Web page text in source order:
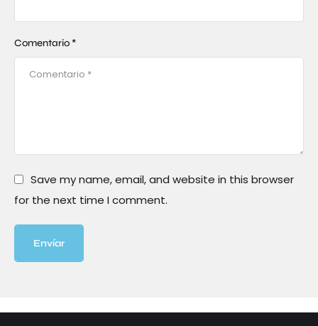
Comentario *
Save my name, email, and website in this browser
for the next time I comment.
Envíar